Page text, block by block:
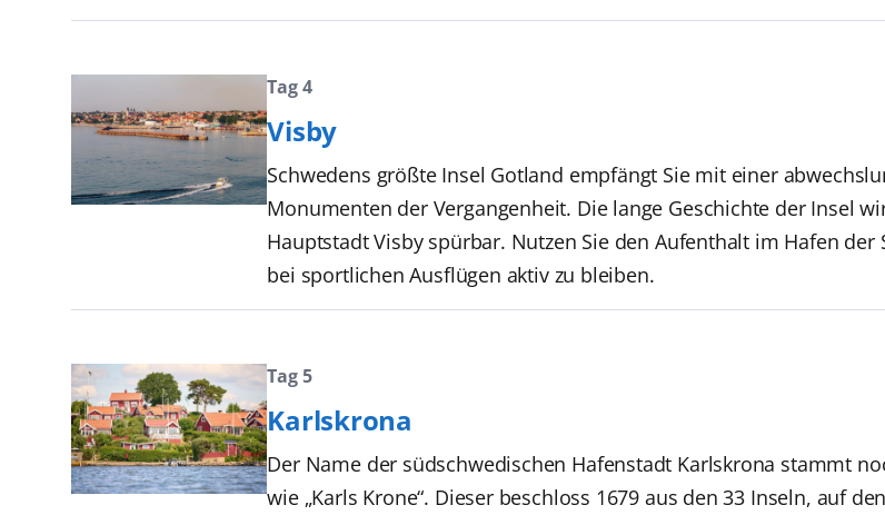
Tag 4
Visby
Schwedens größte Insel Gotland empfängt Sie mit einer
Monumenten der Vergangenheit. Die lange Geschichte der Insel
Hauptstadt Visby spürbar. Nutzen Sie den Aufenthalt im Hafen
bei sportlichen Ausflügen aktiv zu bleiben.
Tag 5
Karlskrona
Der Name der südschwedischen Hafenstadt Karlskrona stammt
wie „Karls Krone“. Dieser beschloss 1679 aus den 33 Inseln, auf